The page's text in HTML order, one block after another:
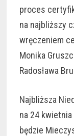
proces
na najbliższy
wręczeniem
Monika
Radosława
Najbliższa
na 24
będzie